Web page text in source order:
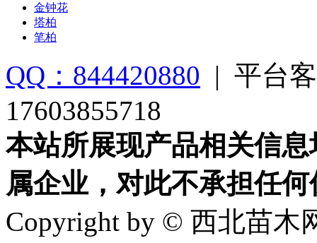
金钟花
塔柏
笔柏
QQ：844420880 | 平台
17603855718
本站所展现产品相关信
属企业，对此不承担任
Copyright by © 西北苗木